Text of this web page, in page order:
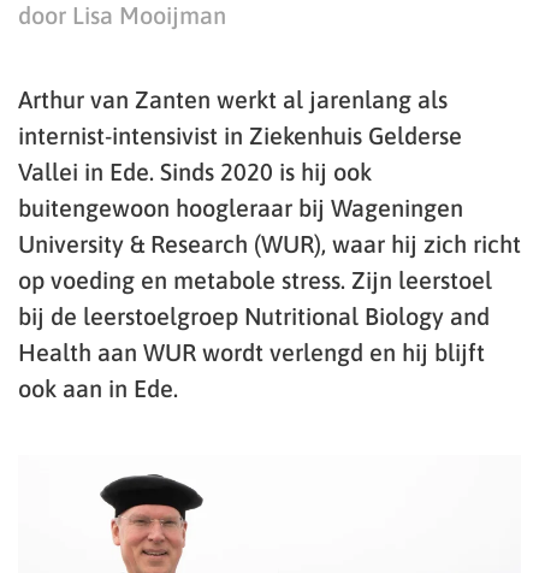
door Lisa Mooijman
Arthur van Zanten werkt al jarenlang als
internist-intensivist in Ziekenhuis Gelderse
Vallei in Ede. Sinds 2020 is hij ook
buitengewoon hoogleraar bij Wageningen
University & Research (WUR), waar hij zich richt
op voeding en metabole stress. Zijn leerstoel
bij de leerstoelgroep Nutritional Biology and
Health aan WUR wordt verlengd en hij blijft
ook aan in Ede.